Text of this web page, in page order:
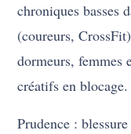
chroniques basses
(coureurs,
dormeurs, femmes
créatifs en blocage.
Prudence :